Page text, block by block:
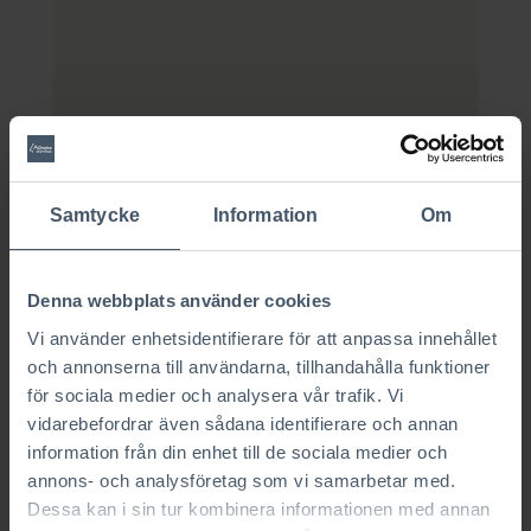
Samtycke Information Om
Denna webbplats använder cookies
Vi använder enhetsidentifierare för att anpassa innehållet
och annonserna till användarna, tillhandahålla funktioner
för sociala medier och analysera vår trafik. Vi
vidarebefordrar även sådana identifierare och annan
information från din enhet till de sociala medier och
annons- och analysföretag som vi samarbetar med.
Dessa kan i sin tur kombinera informationen med annan
Nu släpps tomterna på Laxvägen. Tomternas
har du möjlighet att bygga ditt arkitektritade
stenhus med AChoice precis som du vill ha det.
Adresser och storlekar
Adress Laxvägen 26– 707 kvm
Adress Laxvägen 28– 738 kvm
Läge, läge, läge är orden som sammanfattar
tomterna till salu på Laxvägen i Hässleholm.
Här bor du naturskönt med cirka hundra
meter till Finjasjön. Som en av Skånes största